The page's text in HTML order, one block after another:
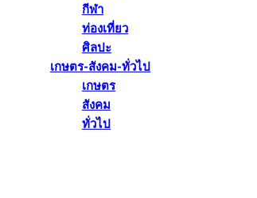
กีฬา
ท่องเที่ยว
ศิลปะ
เกษตร-สังคม-ทั่วไป
เกษตร
สังคม
ทั่วไป